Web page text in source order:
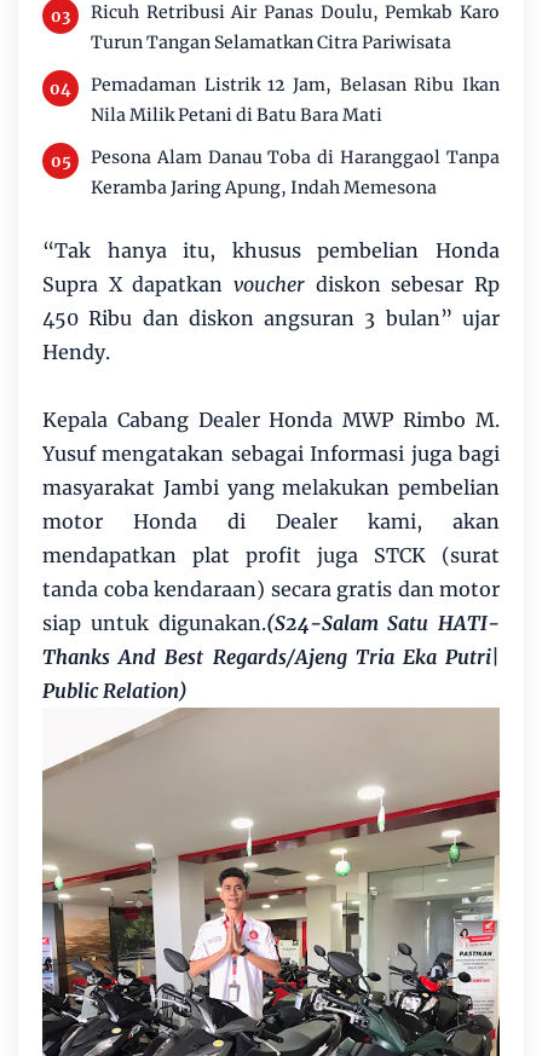
Ricuh Retribusi Air Panas Doulu, Pemkab Karo
Turun Tangan Selamatkan Citra Pariwisata
Pemadaman Listrik 12 Jam, Belasan Ribu Ikan
Nila Milik Petani di Batu Bara Mati
Pesona Alam Danau Toba di Haranggaol Tanpa
Keramba Jaring Apung, Indah Memesona
“Tak hanya itu, khusus pembelian Honda
Supra X dapatkan voucher diskon sebesar Rp
450 Ribu dan diskon angsuran 3 bulan” ujar
Hendy.
Kepala Cabang Dealer Honda MWP Rimbo M.
Yusuf mengatakan sebagai Informasi juga bagi
masyarakat Jambi yang melakukan pembelian
motor Honda di Dealer kami, akan
mendapatkan plat profit juga STCK (surat
tanda coba kendaraan) secara gratis dan motor
siap untuk digunakan.(S24-Salam Satu HATI-
Thanks And Best Regards/Ajeng Tria Eka Putri|
Public Relation)